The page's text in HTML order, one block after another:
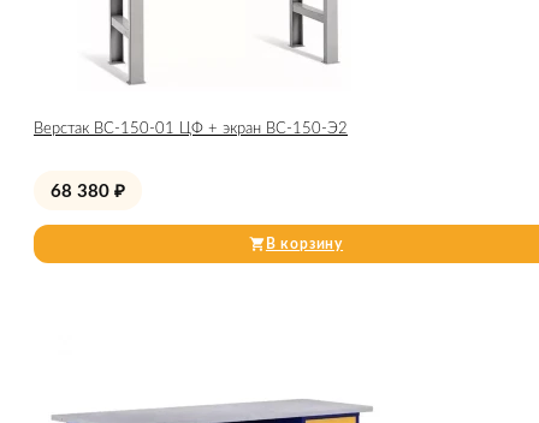
Верстак ВС-150-01 ЦФ + экран ВС-150-Э2
68 380 ₽
В корзину